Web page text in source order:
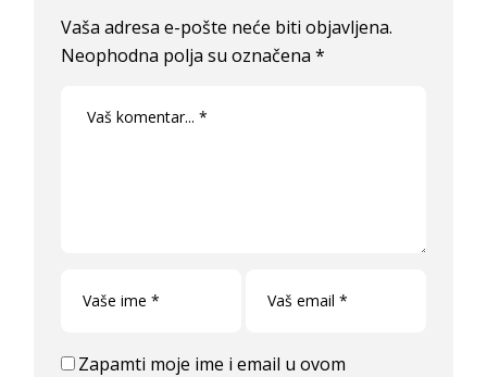
Vaša adresa e-pošte neće biti objavljena.
Neophodna polja su označena*
Zapamti moje ime i email u ovom